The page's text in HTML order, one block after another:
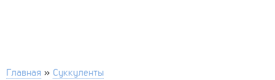
Главная » Суккуленты